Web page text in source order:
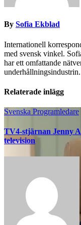
By Sofia Ekblad
Internationell
med svensk vinkel.
har ett omfattande
underhållningsindustrin.
Relaterade inlägg
Svenska Programledare
TV4-stjärnan Jenny
television